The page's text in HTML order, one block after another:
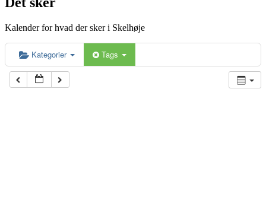
Kalender for hvad der sker i Skelhøje
Kategorier Tags